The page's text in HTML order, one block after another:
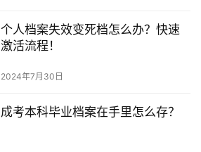
个人档案失效变死档怎么办？快速
激活流程！
2024年7月30日
成考本科毕业档案在手里怎么存？